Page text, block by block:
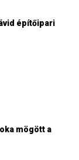
építőipari
mögött a